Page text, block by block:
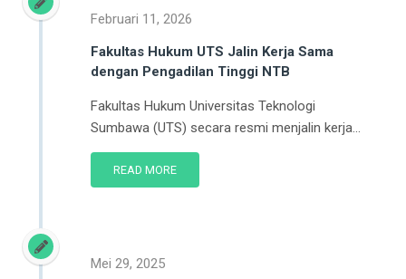
Fakultas Hukum UTS Jalin Kerja Sama
dengan Pengadilan Tinggi NTB
Fakultas Hukum Universitas Teknologi
Sumbawa (UTS) secara resmi menjalin kerja...
READ MORE
Februari 11, 2026
Mei 29, 2025